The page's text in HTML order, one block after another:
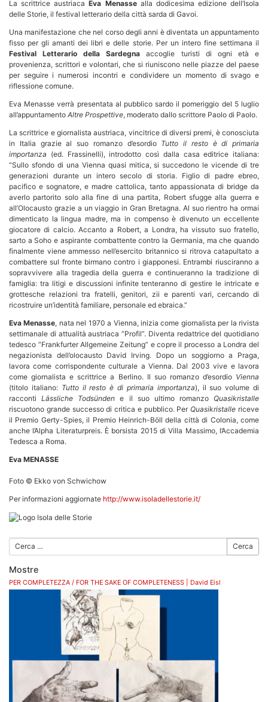
La scrittrice austriacaEva Menassealla dodicesima edizione dell’Isola
delle Storie, il festival letterario della città sarda di Gavoi.
Una manifestazione che nel corso degli anni è diventata un appuntamento
fisso per gli amanti dei libri e delle storie. Per un intero fine settimana il
Festival Letterario della Sardegna accoglie turisti di ogni età e
provenienza, scrittori e volontari, che si riuniscono nelle piazze del paese
per seguire i numerosi incontri e condividere un momento di svago e
riflessione comune.
Eva Menasse verrà presentata al pubblico sardo il pomeriggio del 5 luglio
all’appuntamento Altre Prospettive, moderato dallo scrittore Paolo di Paolo.
La scrittrice e giornalista austriaca, vincitrice di diversi premi, è conosciuta
in Italia grazie al suo romanzo d’esordio Tutto il resto è di primaria
importanza (ed. Frassinelli), introdotto così dalla casa editrice italiana:
“Sullo sfondo di una Vienna quasi mitica, si succedono le vicende di tre
generazioni durante un intero secolo di storia. Figlio di padre ebreo,
pacifico e sognatore, e madre cattolica, tanto appassionata di bridge da
averlo partorito solo alla fine di una partita, Robert sfugge alla guerra e
all’Olocausto grazie a un viaggio in Gran Bretagna. Al suo rientro ha ormai
dimenticato la lingua madre, ma in compenso è divenuto un eccellente
giocatore di calcio. Accanto a Robert, a Londra, ha vissuto suo fratello,
sarto a Soho e aspirante combattente contro la Germania, ma che quando
finalmente viene ammesso nell’esercito britannico si ritrova catapultato a
combattere sul fronte birmano contro i giapponesi. Entrambi riusciranno a
sopravvivere alla tragedia della guerra e continueranno la tradizione di
famiglia: tra litigi e discussioni infinite tenteranno di gestire le intricate e
grottesche relazioni tra fratelli, genitori, zii e parenti vari, cercando di
ricostruire un’identità familiare, personale ed ebraica.”
Eva Menasse, nata nel 1970 a Vienna, inizia come giornalista per la rivista
settimanale di attualità austriaca “Profil”. Diventa redattrice del quotidiano
tedesco “Frankfurter Allgemeine Zeitung” e copre il processo a Londra del
negazionista dell’olocausto David Irving. Dopo un soggiorno a Praga,
lavora come corrispondente culturale a Vienna. Dal 2003 vive e lavora
come giornalista e scrittrice a Berlino. Il suo romanzo d’esordio Vienna
(titolo italiano:Tutto il resto è di primaria importanza), il suo volume di
raccontiLässliche Todsünden e il suo ultimo romanzo Quasikristalle
riscuotono grande successo di critica e pubblico. PerQuasikristalle riceve
il Premio Gerty-Spies, il Premio Heinrich-Böll della città di Colonia, come
anche l’Alpha Literaturpreis. È borsista 2015 di Villa Massimo, l’Accademia
Tedesca a Roma.
Eva MENASSE
Foto © Ekko von Schwichow
Per informazioni aggiornate http://www.isoladellestorie.it/
Cerca
Mostre
PER COMPLETEZZA / FOR THE SAKE OF COMPLETENESS | David Eisl